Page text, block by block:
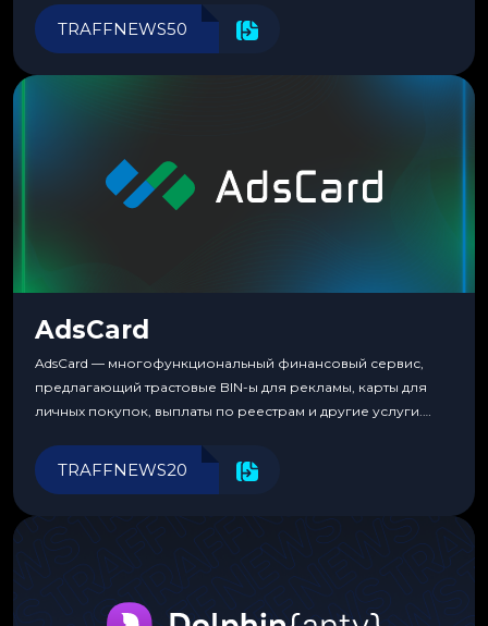
перестаешь воспринимать всерьез любой новый продукт,
пока тот не докажет обратное делом. LuckyCards — история
TRAFFNEWS50
AdsCard
AdsCard — многофункциональный финансовый сервис,
предлагающий трастовые BIN-ы для рекламы, карты для
личных покупок, выплаты по реестрам и другие услуги.
инструменты для управления финансами.
TRAFFNEWS20